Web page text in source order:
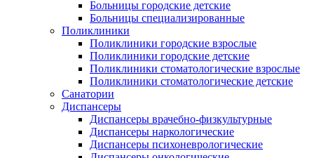
Больницы городские детские
Больницы специализированные
Поликлиники
Поликлиники городские взрослые
Поликлиники городские детские
Поликлиники стоматологические взрослые
Поликлиники стоматологические детские
Санатории
Диспансеры
Диспансеры врачебно-физкультурные
Диспансеры наркологические
Диспансеры психоневрологические